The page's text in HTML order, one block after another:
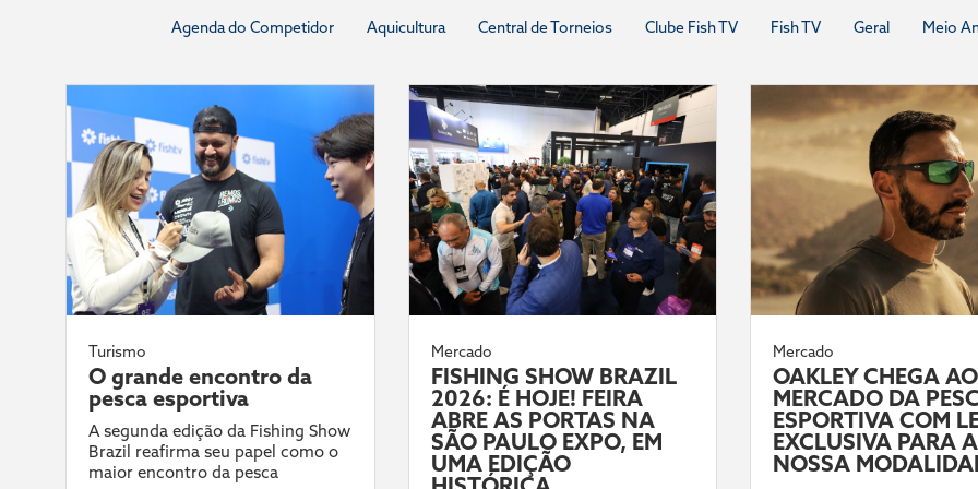
Agenda do Competidor Aquicultura Central de Torneios Clube Fish TV Fish TV Geral Meio
Turismo
O grande encontro da
pesca esportiva
A segunda edição da Fishing Show
Brazil reafirma seu papel como o
maior encontro da pesca
Mercado
FISHING SHOW BRAZIL
2026: É HOJE! FEIRA
ABRE AS PORTAS NA
SÃO PAULO EXPO, EM
UMA EDIÇÃO
Mercado
OAKLEY CHEGA AO
MERCADO DA
ESPORTIVA COM
EXCLUSIVA PARA A
NOSSA